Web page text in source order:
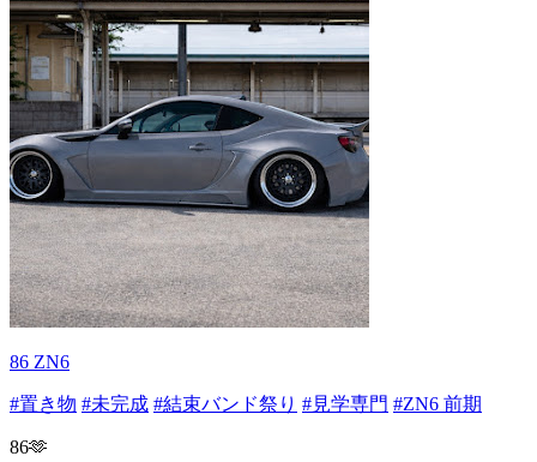
86 ZN6
#置き物 #未完成 #結束バンド祭り #見学専門 #ZN6 前期
86🫶